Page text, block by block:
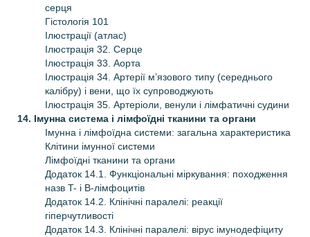
серця
Гістологія 101
Ілюстрації (атлас)
Ілюстрація 32. Серце
Ілюстрація 33. Аорта
Ілюстрація 34. Артерії м’язового типу (середнього
калібру) і вени, що їх супроводжують
Ілюстрація 35. Артеріоли, венули і лімфатичні судини
14. Імунна система і лімфоїдні тканини та органи
Імунна і лімфоїдна системи: загальна характеристика
Клітини імунної системи
Лімфоїдні тканини та органи
Додаток 14.1. Функціональні міркування: походження
назв T- і B-лімфоцитів
Додаток 14.2. Клінічні паралелі: реакції
гіперчутливості
Додаток 14.3. Клінічні паралелі: вірус імунодефіциту